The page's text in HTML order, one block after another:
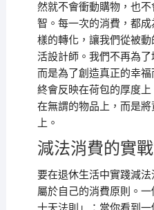
然就不會衝動購物，也
智。每一次的消費，都
樣的轉化，讓我們從被
活設計師。我們不再為了
而是為了創造真正的幸
終會反映在荷包的厚度
在無謂的物品上，而是
上。
減法消費的實
要在退休生活中實踐減
屬於自己的消費原則。